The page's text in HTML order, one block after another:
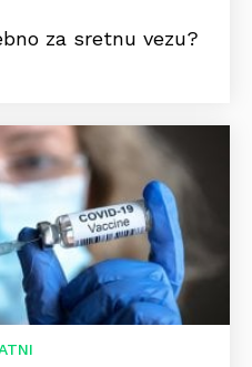
za sretnu vezu?